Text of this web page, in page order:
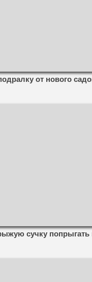
от нового
сучку попрыгать